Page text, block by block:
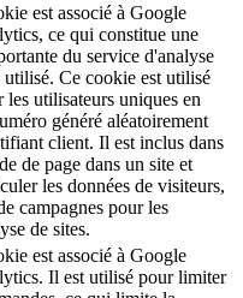
est associé à Google
ce qui constitue une
du service d'analyse
Ce cookie est utilisé
utilisateurs uniques en
généré aléatoirement
client. Il est inclus dans
de page dans un site et
les données de visiteurs,
campagnes pour les
de sites.
est associé à Google
Il est utilisé pour limiter